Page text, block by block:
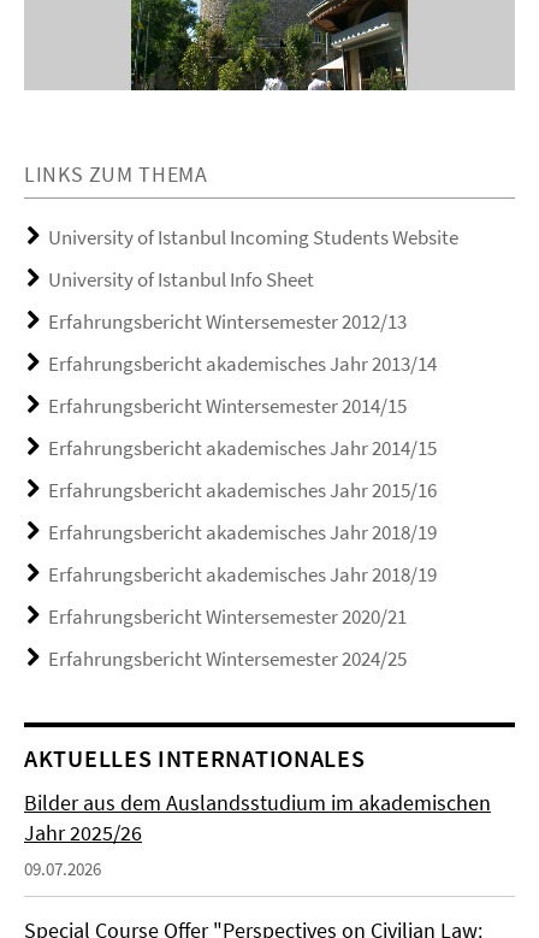
LINKS ZUM THEMA
University of Istanbul Incoming Students Website
University of Istanbul Info Sheet
Erfahrungsbericht Wintersemester 2012/13
Erfahrungsbericht akademisches Jahr 2013/14
Erfahrungsbericht Wintersemester 2014/15
Erfahrungsbericht akademisches Jahr 2014/15
Erfahrungsbericht akademisches Jahr 2015/16
Erfahrungsbericht akademisches Jahr 2018/19
Erfahrungsbericht akademisches Jahr 2018/19
Erfahrungsbericht Wintersemester 2020/21
Erfahrungsbericht Wintersemester 2024/25
AKTUELLES INTERNATIONALES
Bilder aus dem Auslandsstudium im akademischen
Jahr 2025/26
09.07.2026
Special Course Offer "Perspectives on Civilian Law: